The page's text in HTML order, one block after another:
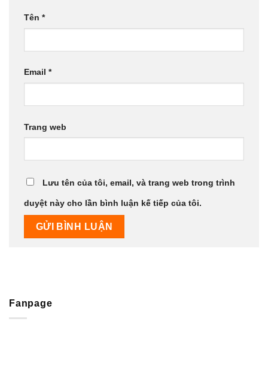
Tên *
Email *
Trang web
Lưu tên của tôi, email, và trang web trong trình
duyệt này cho lần bình luận kế tiếp của tôi.
Fanpage